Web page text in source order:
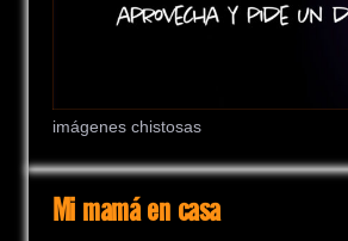
imágenes chistosas
Mi mamá en casa